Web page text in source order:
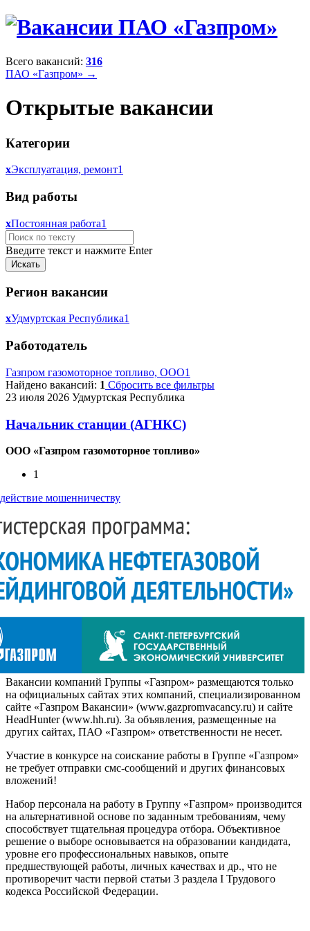
Всего вакансий: 316
ПАО «Газпром» →
Открытые вакансии
Категории
xЭксплуатация, ремонт1
Вид работы
xПостоянная работа1
Введите текст и нажмите Enter
Регион вакансии
xУдмуртская Республика1
Работодатель
Газпром газомоторное топливо, ООО1
Найдено вакансий: 1 Сбросить все фильтры
23 июля 2026 Удмуртская Республика
Начальник станции (АГНКС)
ООО «Газпром газомоторное топливо»
1
мошенничеству
Вакансии компаний Группы «Газпром» размещаются только
на официальных сайтах этих компаний, специализированном
сайте «Газпром Вакансии» (www.gazpromvacancy.ru) и сайте
HeadHunter (www.hh.ru). За объявления, размещенные на
других сайтах, ПАО «Газпром» ответственности не несет.
Участие в конкурсе на соискание работы в Группе «Газпром»
не требует отправки смс-сообщений и других финансовых
вложений!
Набор персонала на работу в Группу «Газпром» производится
на альтернативной основе по заданным требованиям, чему
способствует тщательная процедура отбора. Объективное
решение о выборе основывается на образовании кандидата,
уровне его профессиональных навыков, опыте
предшествующей работы, личных качествах и др., что не
противоречит части первой статьи 3 раздела I Трудового
кодекса Российской Федерации.